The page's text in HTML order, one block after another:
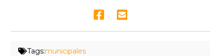
Tags:municipales